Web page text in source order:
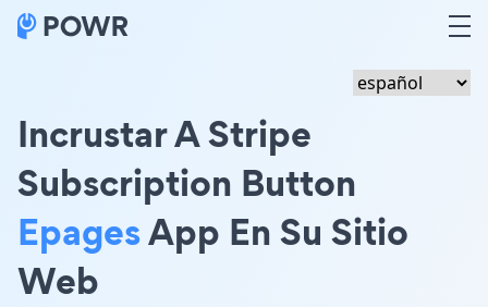
Incrustar A Stripe
Subscription Button
EpagesApp En Su Sitio
Web